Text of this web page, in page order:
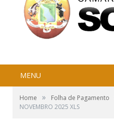
MENU
Home » Folha de Pagamento
NOVEMBRO 2025 XLS